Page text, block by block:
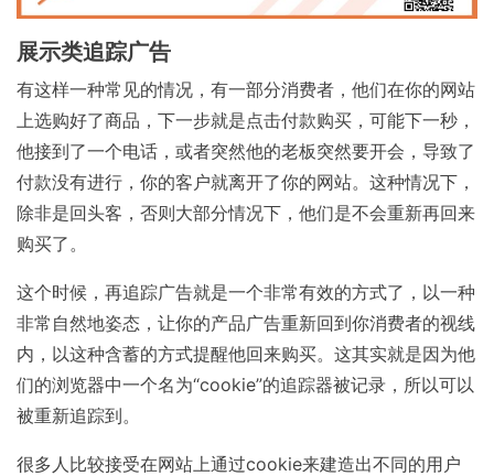
展示类追踪广告
有这样一种常见的情况，有一部分消费者，他们在你的网站
上选购好了商品，下一步就是点击付款购买，可能下一秒，
他接到了一个电话，或者突然他的老板突然要开会，导致了
付款没有进行，你的客户就离开了你的网站。这种情况下，
除非是回头客，否则大部分情况下，他们是不会重新再回来
购买了。
这个时候，再追踪广告就是一个非常有效的方式了，以一种
非常自然地姿态，让你的产品广告重新回到你消费者的视线
内，以这种含蓄的方式提醒他回来购买。这其实就是因为他
们的浏览器中一个名为“cookie”的追踪器被记录，所以可以
被重新追踪到。
很多人比较接受在网站上通过cookie来建造出不同的用户